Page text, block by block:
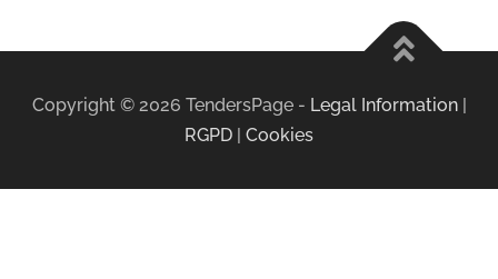
Copyright © 2026 TendersPage - Legal Information|
RGPD | Cookies